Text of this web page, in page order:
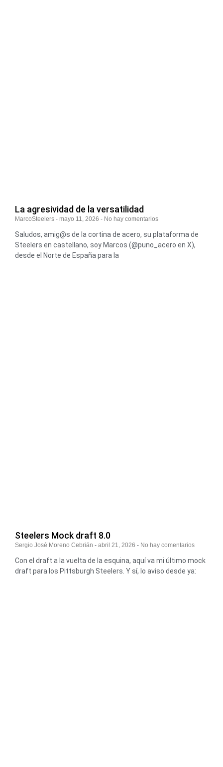
La agresividad de la versatilidad
MarcoSteelers mayo 11, 2026 No hay comentarios
Saludos, amig@s de la cortina de acero, su plataforma de
Steelers en castellano, soy Marcos (@puno_acero en X),
desde el Norte de España para la
Steelers Mock draft 8.0
Sergio José Moreno Cebrián abril 21, 2026 No hay comentarios
Con el draft a la vuelta de la esquina, aquí va mi último mock
draft para los Pittsburgh Steelers. Y sí, lo aviso desde ya: